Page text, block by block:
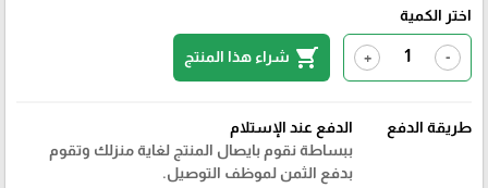
اختر الكمية
-
+
shopping_cart شراء هذا المنتج
طريقة الدفع
الدفع عند الإستلام
ببساطة نقوم بايصال المنتج لغاية منزلك وتقوم
بدفع الثمن لموظف التوصيل.